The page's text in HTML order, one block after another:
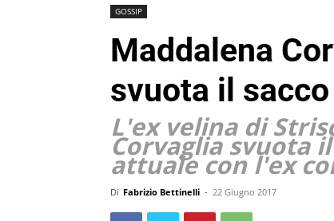
GOSSIP
Maddalena
svuota il
L'ex velina di
Corvaglia svuota
attuale con l'ex
Di Fabrizio Bettinelli - 22 Giugno 2017